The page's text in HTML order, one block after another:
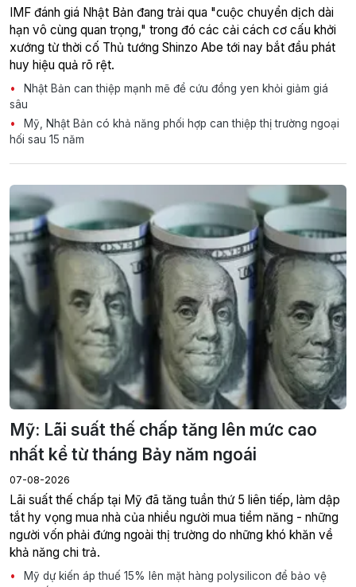
IMF đánh giá Nhật Bản đang trải qua "cuộc chuyển dịch dài
hạn vô cùng quan trọng," trong đó các cải cách cơ cấu khởi
xướng từ thời cố Thủ tướng Shinzo Abe tới nay bắt đầu phát
huy hiệu quả rõ rệt.
Nhật Bản can thiệp mạnh mẽ để cứu đồng yen khỏi giảm giá
sâu
Mỹ, Nhật Bản có khả năng phối hợp can thiệp thị trường ngoại
hối sau 15 năm
Mỹ: Lãi suất thế chấp tăng lên mức cao
nhất kể từ tháng Bảy năm ngoái
07-08-2026
Lãi suất thế chấp tại Mỹ đã tăng tuần thứ 5 liên tiếp, làm dập
tắt hy vọng mua nhà của nhiều người mua tiềm năng - những
người vốn phải đứng ngoài thị trường do những khó khăn về
khả năng chi trả.
Mỹ dự kiến áp thuế 15% lên mặt hàng polysilicon để bảo vệ